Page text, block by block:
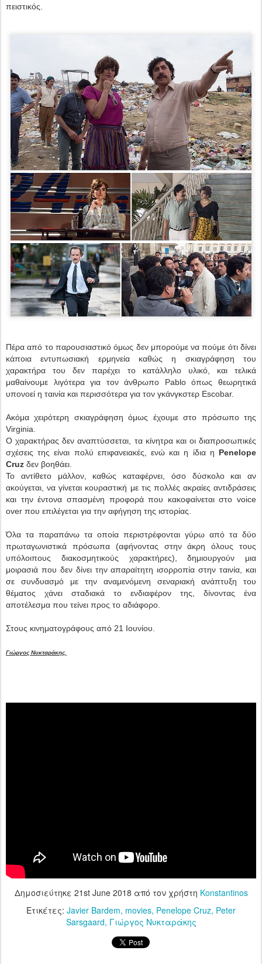
πειστικός.
Πέρα από το παρουσιαστικό όμως δεν μπορούμε να πούμε ότι δίνει
κάποια εντυπωσιακή ερμηνεία καθώς η σκιαγράφηση του
χαρακτήρα του δεν παρέχει το κατάλληλο υλικό, και τελικά
μαθαίνουμε λιγότερα για τον άνθρωπο Pablo όπως θεωρητικά
υπονοεί η ταινία και περισσότερα για τον γκάνγκστερ Escobar.
Ακόμα χειρότερη σκιαγράφηση όμως έχουμε στο πρόσωπο της
Virginia.
Ο χαρακτήρας δεν αναπτύσσεται, τα κίνητρα και οι διαπροσωπικές
σχέσεις της είναι πολύ επιφανειακές, ενώ και η ίδια η Penelope
Cruz δεν βοηθάει.
Το αντίθετο μάλλον, καθώς καταφέρνει, όσο δύσκολο και αν
ακούγεται, να γίνεται κουραστική με τις πολλές ακραίες αντιδράσεις
και την έντονα σπασμένη προφορά που κακοφαίνεται στο voice
over που επιλέγεται για την αφήγηση της ιστορίας.
Όλα τα παραπάνω τα οποία περιστρέφονται γύρω από τα δύο
πρωταγωνιστικά πρόσωπα (αφήνοντας στην άκρη όλους τους
υπόλοιπους διακοσμητικούς χαρακτήρες), δημιουργούν μια
μοιρασιά που δεν δίνει την απαραίτητη ισορροπία στην ταινία, και
σε συνδυασμό με την αναμενόμενη σεναριακή ανάπτυξη του
θέματος χάνει σταδιακά το ενδιαφέρον της, δίνοντας ένα
αποτέλεσμα που τείνει προς το αδιάφορο.
Στους κινηματογράφους από 21 Ιουνίου.
Γιώργος Νυκταράκης.
Δημοσιεύτηκε 21st June 2018 από τον χρήστη Konstantinos
Ετικέτες: Javier Bardem movies Penelope Cruz Peter
Sarsgaard Γιώργος Νυκταράκης